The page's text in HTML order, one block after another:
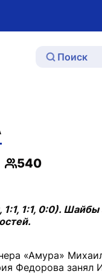
Просмотры
540
1:1, 0:0).
«Амура»
Федорова занял